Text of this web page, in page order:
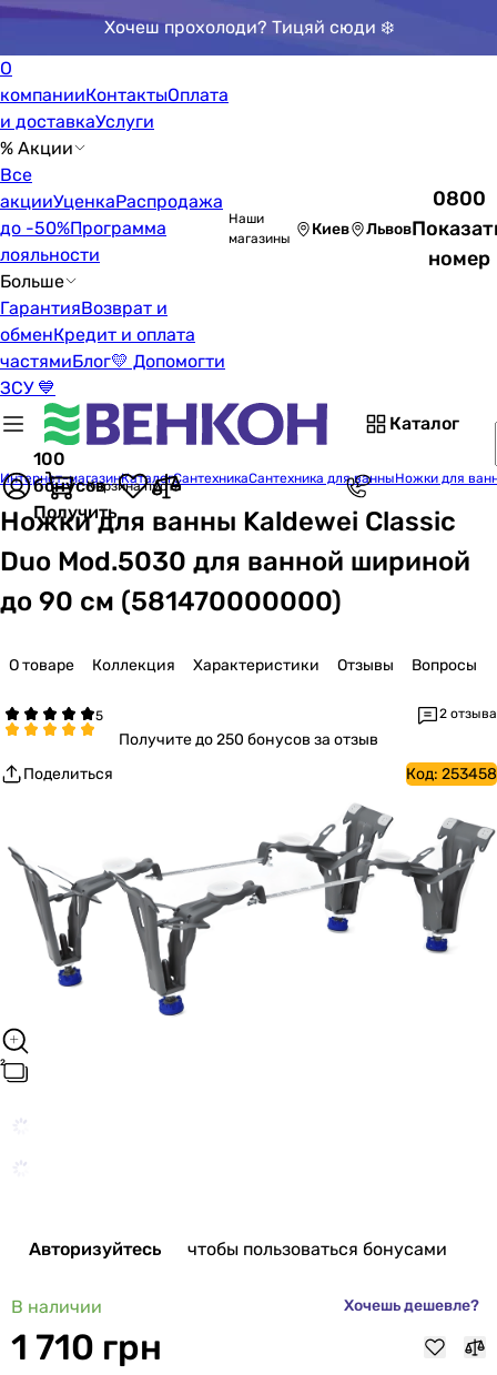
Хочеш прохолоди? Тицяй сюди ❄️
О
компанииКонтактыОплата
и доставкаУслуги
% Акции
Все
акцииУценкаРаспродажа
до -50%Программа
лояльности
Больше
ГарантияВозврат и
обменКредит и оплата
частямиБлог💛 Допомогти
ЗСУ 💙
Наши
магазины
Киев Львов
0800
номер
Каталог
100
бонусов
Получить
Корзина пуста
Интернет-магазинКаталогСантехникаСантехника для ванныНожки для
Ножки для ванны Kaldewei Classic
Duo Mod.5030 для ванной шириной
до 90 см (581470000000)
О товаре Коллекция Характеристики Отзывы Вопросы
2 отзыва
Получитедо 250 бонусов за отзыв
Поделиться
Код: 253458
Авторизуйтесь чтобы пользоваться бонусами
В наличии Хочешь дешевле?
1 710 грн